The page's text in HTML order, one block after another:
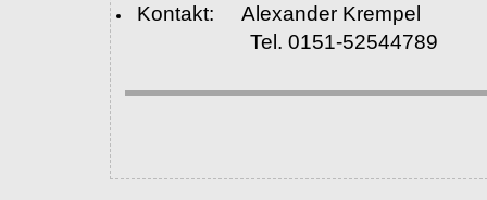
Kontakt: Alexander Krempel
Tel. 0151-52544789